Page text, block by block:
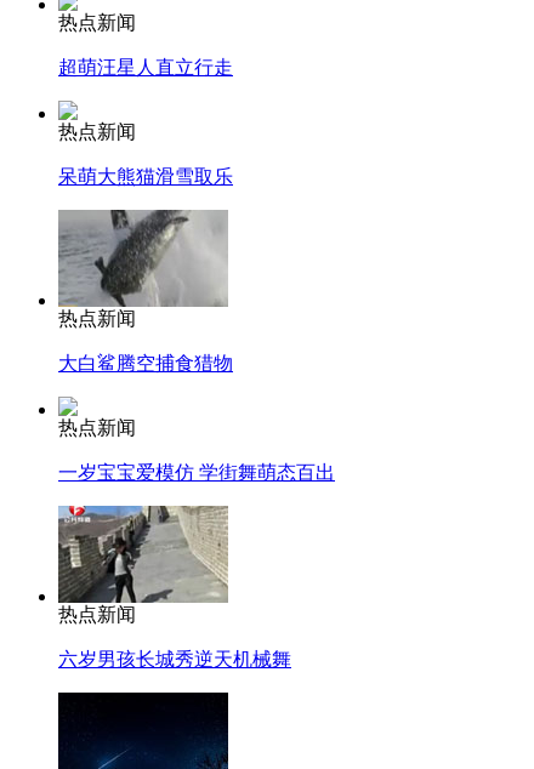
热点新闻
超萌汪星人直立行走
热点新闻
呆萌大熊猫滑雪取乐
热点新闻
大白鲨腾空捕食猎物
热点新闻
一岁宝宝爱模仿 学街舞萌态百出
热点新闻
六岁男孩长城秀逆天机械舞